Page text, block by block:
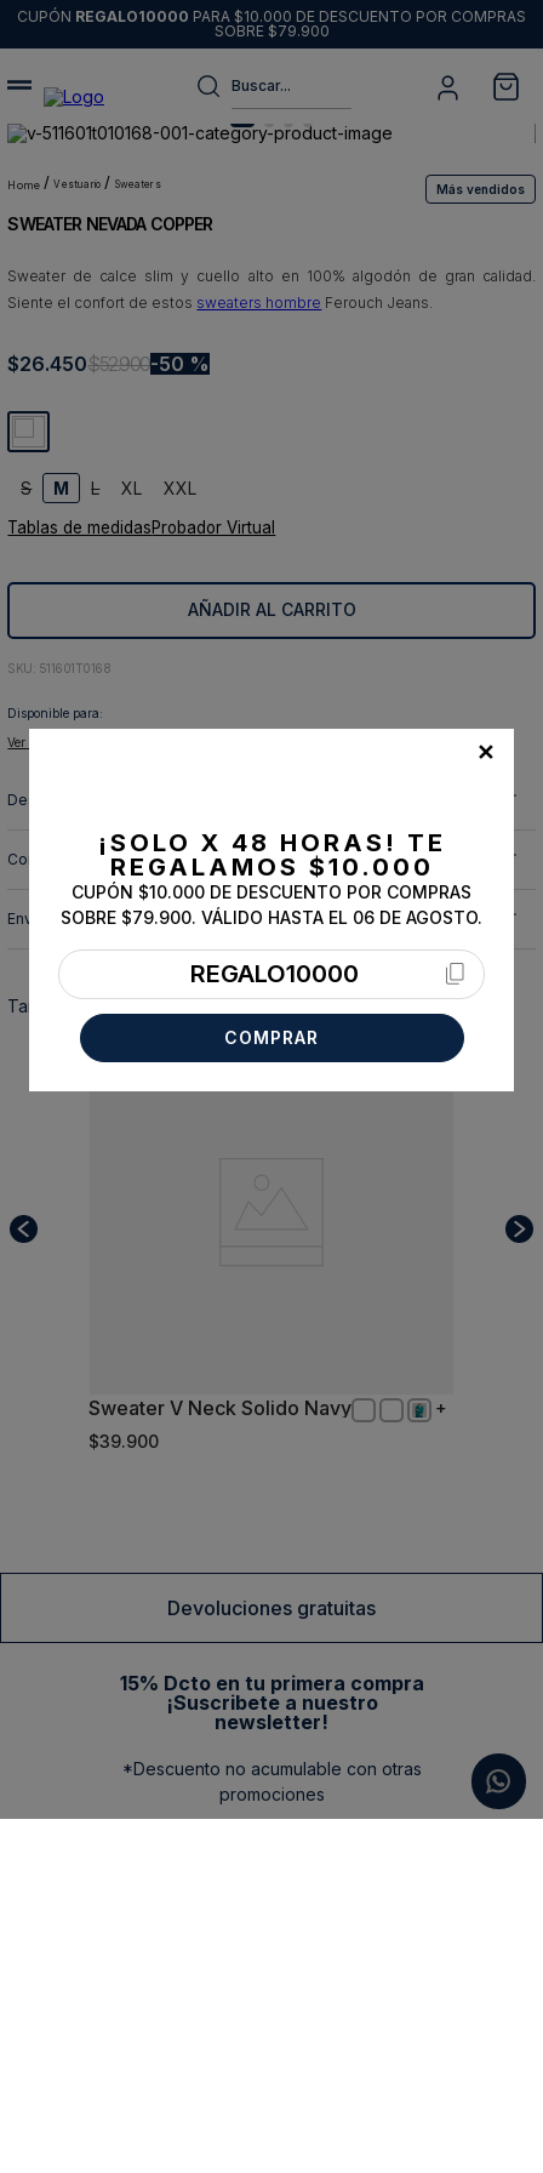
CUPÓN REGALO10000 PARA $10.000 DE DESCUENTO POR COMPRAS
SOBRE $79.900
Buscar...
vestuario sweaters Más vendidos
SWEATER NEVADA COPPER
Sweater de calce slim y cuello alto en 100% algodón de gran calidad.
Siente el confort de estos sweaters hombre Ferouch Jeans.
$26.450$52.900 50 %
S M L XL XXL
Tablas de medidasProbador Virtual
AÑADIR AL CARRITO
: 511601T0168
Disponible para:
Ver tiendas disponibles para retiro
Descripción y cuidado de la prenda
Composición
Envíos, cambios y devoluciones
También te podría interesar
M
Sweater V Neck Solido Navy
$39.900
Devoluciones gratuitas
15% Dcto en tu primera compra
¡Suscribete a nuestro
newsletter!
*Descuento no acumulable con otras
promociones
✕
¡SOLO X 48 HORAS! TE
REGALAMOS $10.000
CUPÓN $10.000 DE DESCUENTO POR COMPRAS
SOBRE $79.900. VÁLIDO HASTA EL 06 DE AGOSTO.
REGALO10000
COMPRAR
1.
sweater
2.
chaquetas
3.
pantalon
5.
chaqueta cuero
7.
8
chaqueta
9.
poleron